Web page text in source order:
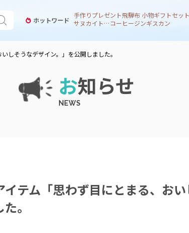
ホットワード
手作りプレゼント飛騨布 小物ギフトセット
サヌカイト 風鈴コーヒージンギスカン
しそうなデザイン。」を公開しました。
お知らせ
テム「思わず目にとまる、お
。